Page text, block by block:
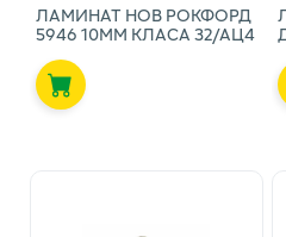
ЛАМИНАТ НОВ РОКФОРД
5946 10ММ КЛАСА 32/АЦ4